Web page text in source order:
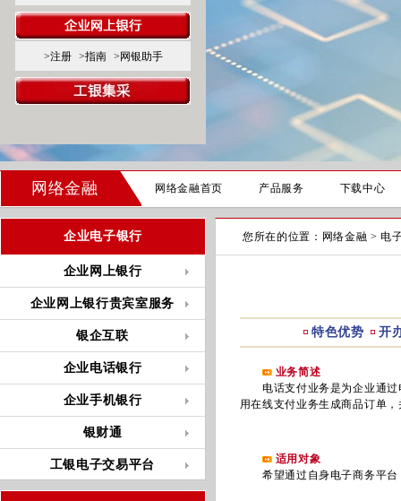
>注册 >指南 >网银助手
网络金融 网络金融首页 产品服务 下载中心
企业电子银行
企业网上银行
企业网上银行贵宾室服务
银企互联
企业电话银行
企业手机银行
银财通
工银电子交易平台
您所在的位置： 网络金融 >电
特色优势 开
业务简述
电话支付业务是为企业通过
用在线支付业务生成商品订单
适用对象
希望通过自身电子商务平台